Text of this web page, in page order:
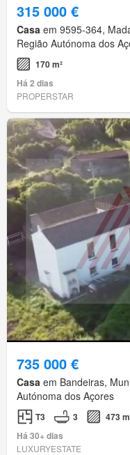
315 000 €
Casa em 9595-364,
Região Autónoma dos
170 m²
Há 2 dias
PROPERSTAR
735 000 €
Casa em Bandeiras,
Autónoma dos Açores
T3 3
473
Há 30+ dias
LUXURYESTATE